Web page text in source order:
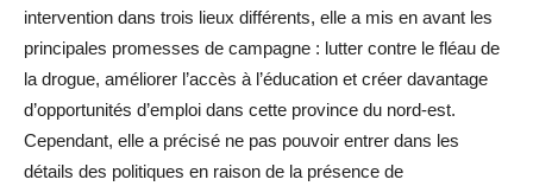
intervention dans trois lieux différents, elle a mis en avant les
principales promesses de campagne : lutter contre le fléau de
la drogue, améliorer l’accès à l’éducation et créer davantage
d’opportunités d’emploi dans cette province du nord-est.
Cependant, elle a précisé ne pas pouvoir entrer dans les
détails des politiques en raison de la présence de